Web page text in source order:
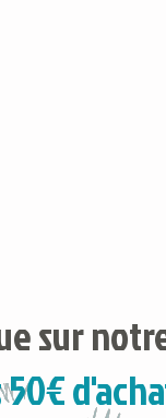
sur
50€